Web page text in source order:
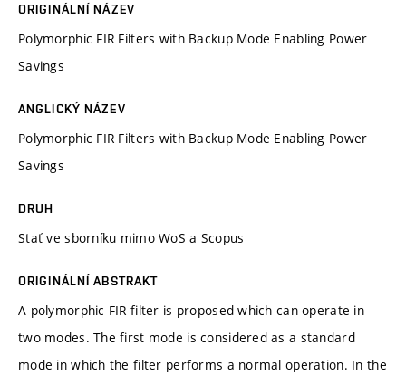
ORIGINÁLNÍ NÁZEV
Polymorphic FIR Filters with Backup Mode Enabling Power
Savings
ANGLICKÝ NÁZEV
Polymorphic FIR Filters with Backup Mode Enabling Power
Savings
DRUH
Stať ve sborníku mimo WoS a Scopus
ORIGINÁLNÍ ABSTRAKT
A polymorphic FIR filter is proposed which can operate in
two modes. The first mode is considered as a standard
mode in which the filter performs a normal operation. In the